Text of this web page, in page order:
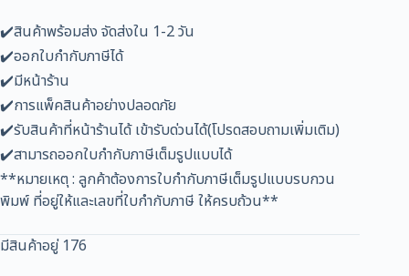
✔️สินค้าพร้อมส่ง จัดส่งใน 1-2 วัน
✔️ออกใบกำกับภาษีได้
✔️มีหน้าร้าน
✔️การแพ็คสินค้าอย่างปลอดภัย
✔️รับสินค้าที่หน้าร้านได้ เข้ารับด่วนได้(โปรดสอบถามเพิ่มเติม)
✔️สามารถออกใบกำกับภาษีเต็มรูปแบบได้
**หมายเหตุ : ลูกค้าต้องการใบกำกับภาษีเต็มรูปแบบรบกวน
พิมพ์ ที่อยู่ให้และเลขที่ใบกำกับภาษี ให้ครบถ้วน**
มีสินค้าอยู่ 176